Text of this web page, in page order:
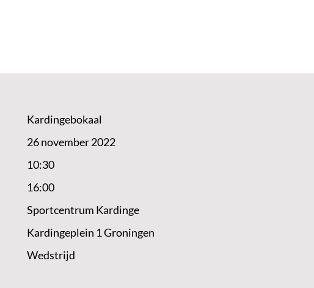
Kardingebokaal
26 november 2022
10:30
16:00
Sportcentrum Kardinge
Kardingeplein 1 Groningen
Wedstrijd